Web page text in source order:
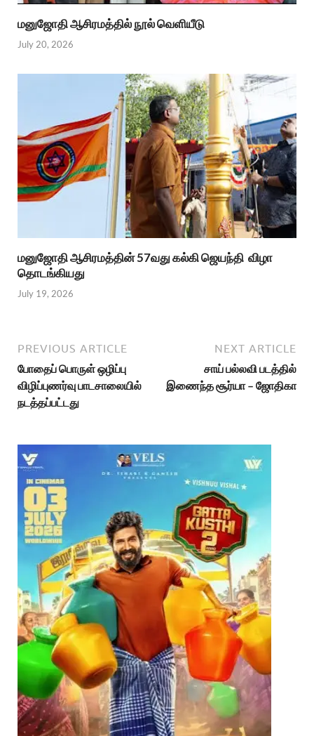
மனுஜோதி ஆசிரமத்தில் நூல் வெளியீடு
July 20, 2026
மனுஜோதி ஆசிரமத்தின் 57வது கல்கி ஜெயந்தி விழா
தொடங்கியது
July 19, 2026
PREVIOUS ARTICLE
போதைப் பொருள் ஒழிப்பு
விழிப்புணர்வு பாடசாலையில்
நடத்தப்பட்டது
NEXT ARTICLE
சாய் பல்லவி படத்தில்
இணைந்த சூர்யா – ஜோதிகா